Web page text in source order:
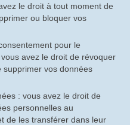
le droit à tout moment de
ou bloquer vos
pour le
avez le droit de révoquer
supprimer vos données
: vous avez le droit de
personnelles au
de les transférer dans leur